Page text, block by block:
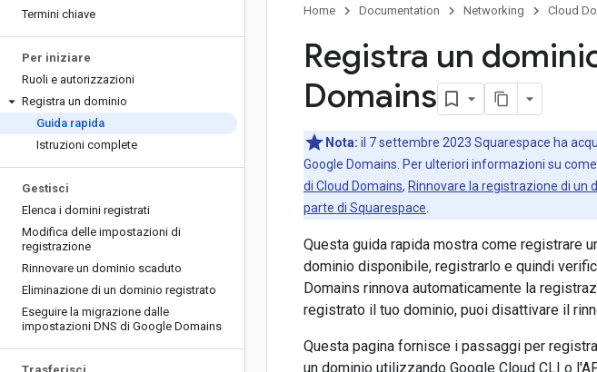
Termini chiave
Per iniziare
Ruoli e autorizzazioni
Registra un dominio
Guida rapida
Istruzioni complete
Gestisci
Elenca i domini registrati
Modifica delle impostazioni di
registrazione
Rinnovare un dominio scaduto
Eliminazione di un dominio registrato
Eseguire la migrazione dalle
impostazioni DNS di Google Domains
Home Documentation Networking Cloud
Registra un
Domains
Nota: il 7 settembre 2023 Squarespace ha
Google Domains. Per ulteriori informazioni su
di Cloud Domains, Rinnovare la registrazione di un
parte di Squarespace
Questa guida rapida mostra come registrare
dominio disponibile, registrarlo e quindi
Domains rinnova automaticamente la
registrato il tuo dominio, puoi disattivare il
Questa pagina fornisce i passaggi per
un dominio utilizzando Google Cloud CLI o